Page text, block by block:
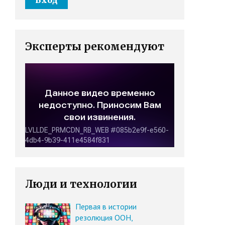
Эксперты рекомендуют
Люди и технологии
Первая в истории
резолюция ООН,